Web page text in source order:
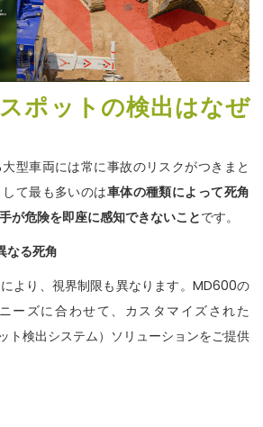
ポットの検出はなぜ
型車両には常に事故のリスクがつきまと
て最も多いのは車体の種類によって死角
が危険を即座に感知できないことです。
なる死角
より、視界制限も異なります。MD600の
ーズに合わせて、カスタマイズされた
ト検出システム）ソリューションをご提供